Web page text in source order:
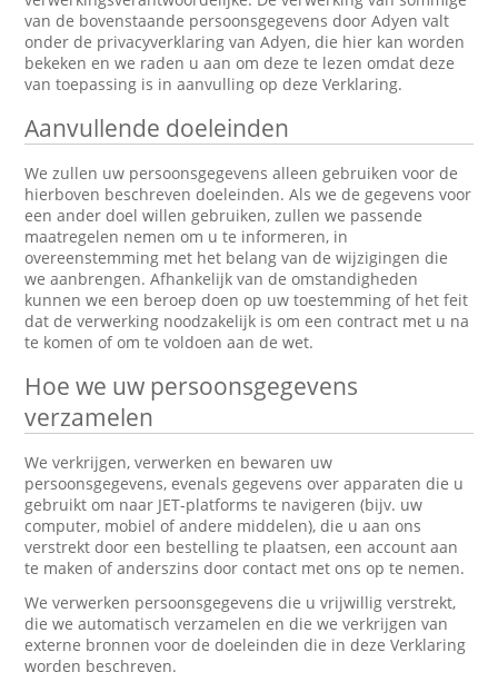
van de bovenstaande persoonsgegevens door Adyen valt
onder de privacyverklaring van Adyen, die hier kan worden
bekeken en we raden u aan om deze te lezen omdat deze
van toepassing is in aanvulling op deze Verklaring.
Aanvullende doeleinden
We zullen uw persoonsgegevens alleen gebruiken voor de
hierboven beschreven doeleinden. Als we de gegevens voor
een ander doel willen gebruiken, zullen we passende
maatregelen nemen om u te informeren, in
overeenstemming met het belang van de wijzigingen die
we aanbrengen. Afhankelijk van de omstandigheden
kunnen we een beroep doen op uw toestemming of het feit
dat de verwerking noodzakelijk is om een contract met u na
te komen of om te voldoen aan de wet.
Hoe we uw persoonsgegevens
verzamelen
We verkrijgen, verwerken en bewaren uw
persoonsgegevens, evenals gegevens over apparaten die u
gebruikt om naar JET-platforms te navigeren (bijv. uw
computer, mobiel of andere middelen), die u aan ons
verstrekt door een bestelling te plaatsen, een account aan
te maken of anderszins door contact met ons op te nemen.
We verwerken persoonsgegevens die u vrijwillig verstrekt,
die we automatisch verzamelen en die we verkrijgen van
externe bronnen voor de doeleinden die in deze Verklaring
worden beschreven.